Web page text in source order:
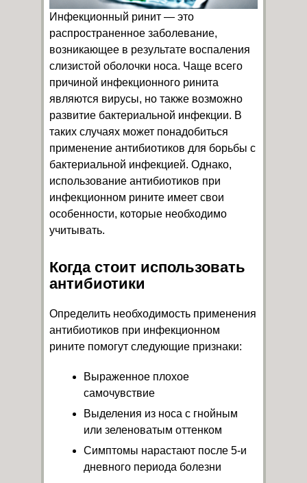
Инфекционный ринит — это
распространенное заболевание,
возникающее в результате воспаления
слизистой оболочки носа. Чаще всего
причиной инфекционного ринита
являются вирусы, но также возможно
развитие бактериальной инфекции. В
таких случаях может понадобиться
применение антибиотиков для борьбы с
бактериальной инфекцией. Однако,
использование антибиотиков при
инфекционном рините имеет свои
особенности, которые необходимо
учитывать.
Когда стоит использовать
антибиотики
Определить необходимость применения
антибиотиков при инфекционном
рините помогут следующие признаки:
Выраженное плохое
самочувствие
Выделения из носа с гнойным
или зеленоватым оттенком
Симптомы нарастают после 5-и
дневного периода болезни